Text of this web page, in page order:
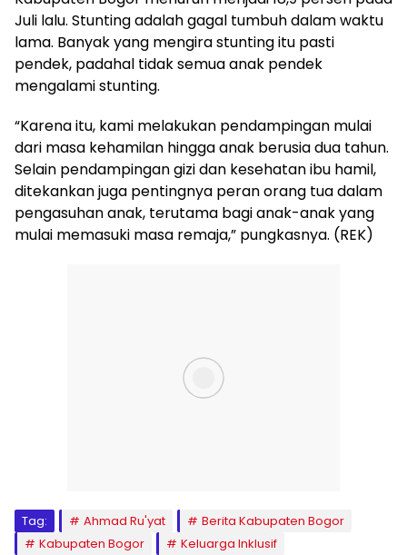
Juli lalu. Stunting adalah gagal tumbuh dalam waktu
lama. Banyak yang mengira stunting itu pasti
pendek, padahal tidak semua anak pendek
mengalami stunting.
“Karena itu, kami melakukan pendampingan mulai
dari masa kehamilan hingga anak berusia dua tahun.
Selain pendampingan gizi dan kesehatan ibu hamil,
ditekankan juga pentingnya peran orang tua dalam
pengasuhan anak, terutama bagi anak-anak yang
mulai memasuki masa remaja,” pungkasnya. (REK)
Tag: Ahmad Ru'yat
Berita Kabupaten Bogor
Kabupaten Bogor
Keluarga Inklusif